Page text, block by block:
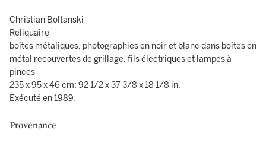
Christian Boltanski
Reliquaire
boîtes métaliques, photographies en noir et blanc dans boîtes en
métal recouvertes de grillage, fils électriques et lampes à
pinces
235 x 95 x 46 cm; 92 1/2 x 37 3/8 x 18 1/8 in.
Exécuté en 1989.
Provenance